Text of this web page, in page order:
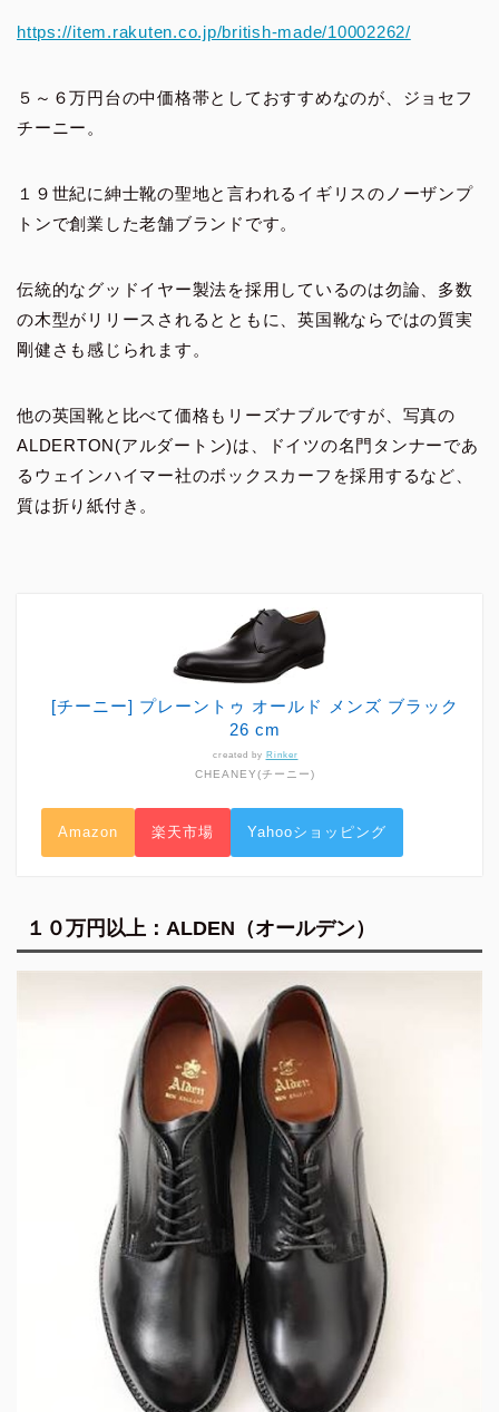
https://item.rakuten.co.jp/british-made/10002262/
５～６万円台の中価格帯としておすすめなのが、ジョセフ
チーニー。
１９世紀に紳士靴の聖地と言われるイギリスのノーザンプ
トンで創業した老舗ブランドです。
伝統的なグッドイヤー製法を採用しているのは勿論、多数
の木型がリリースされるとともに、英国靴ならではの質実
剛健さも感じられます。
他の英国靴と比べて価格もリーズナブルですが、写真の
ALDERTON(アルダートン)は、ドイツの名門タンナーであ
るウェインハイマー社のボックスカーフを採用するなど、
質は折り紙付き。
[チーニー] プレーントゥ オールド メンズ ブラック
26 cm
created by Rinker
CHEANEY(チーニー)
Amazon 楽天市場 Yahooショッピング
１０万円以上：ALDEN（オールデン）